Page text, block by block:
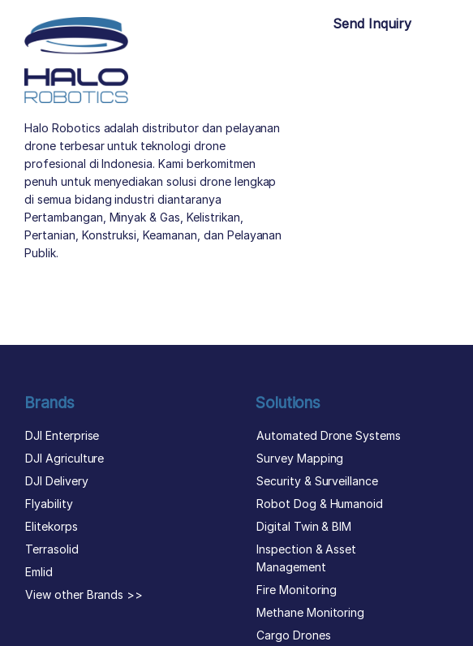
Halo Robotics adalah distributor dan pelayanan
drone terbesar untuk teknologi drone
profesional di Indonesia. Kami berkomitmen
penuh untuk menyediakan solusi drone lengkap
di semua bidang industri diantaranya
Pertambangan, Minyak & Gas, Kelistrikan,
Pertanian, Konstruksi, Keamanan, dan Pelayanan
Publik.
Send Inquiry
Brands
DJI Enterprise
DJI Agriculture
DJI Delivery
Flyability
Elitekorps
Terrasolid
Emlid
View other Brands >>
Solutions
Automated Drone Systems
Survey Mapping
Security & Surveillance
Robot Dog & Humanoid
Digital Twin & BIM
Inspection & Asset
Management
Fire Monitoring
Methane Monitoring
Cargo Drones